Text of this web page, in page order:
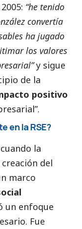
“he tenido
convertía
ha jugado
los valores
y sigue
de la
positivo
en la RSE?
la
del
marco
un enfoque
Fue